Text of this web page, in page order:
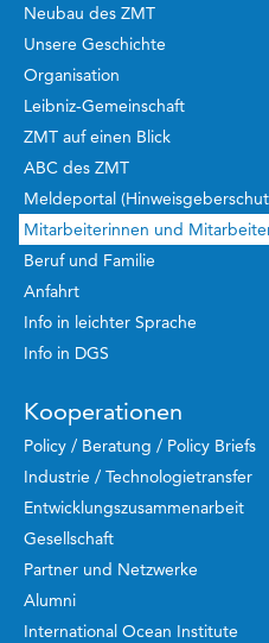
Neubau des ZMT
Unsere Geschichte
Organisation
Leibniz-Gemeinschaft
ZMT auf einen Blick
ABC des ZMT
Meldeportal
Mitarbeiterinnen und
Beruf und Familie
Anfahrt
Info in leichter Sprache
Info in DGS
Kooperationen
Policy / Beratung / Policy Briefs
Industrie / Technologietransfer
Entwicklungszusammenarbeit
Gesellschaft
Partner und Netzwerke
Alumni
International Ocean Institute